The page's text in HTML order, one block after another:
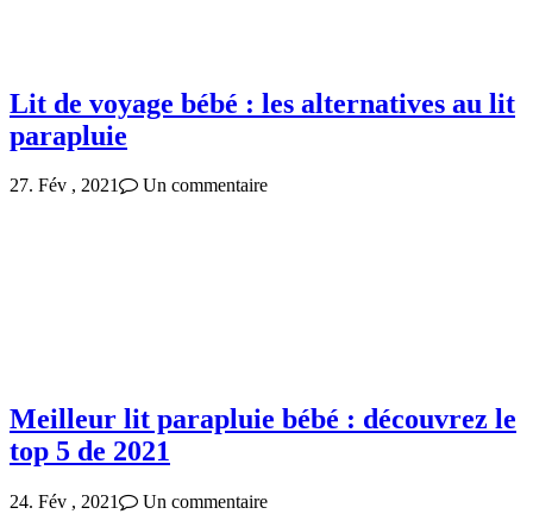
Lit de voyage bébé : les alternatives au lit
parapluie
27. Fév , 2021 Un commentaire
Meilleur lit parapluie bébé : découvrez le
top 5 de 2021
24. Fév , 2021 Un commentaire